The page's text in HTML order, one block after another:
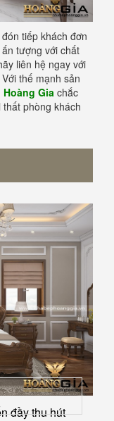
tiếp khách đơn
tượng với chất
liên hệ ngay với
Với thế mạnh sản
Hoàng Gia chắc
phòng khách
đầy thu hút